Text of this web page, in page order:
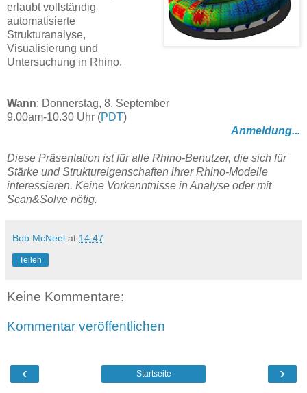
erlaubt vollständig
automatisierte
Strukturanalyse,
Visualisierung und
Untersuchung in Rhino.
Wann: Donnerstag, 8. September
9.00am-10.30 Uhr (PDT)
Anmeldung...
Diese Präsentation ist für alle Rhino-Benutzer, die sich für
Stärke und Struktureigenschaften ihrer Rhino-Modelle
interessieren. Keine Vorkenntnisse in Analyse oder mit
Scan&Solve nötig.
Bob McNeel at 14:47
Teilen
Keine Kommentare:
Kommentar veröffentlichen
‹ ›
Startseite